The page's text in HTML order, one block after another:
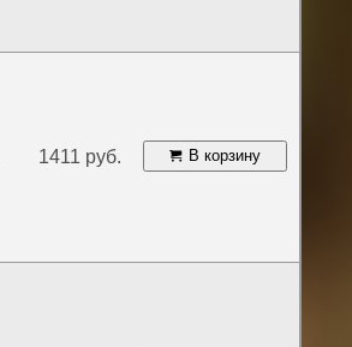
1411 руб. В корзину